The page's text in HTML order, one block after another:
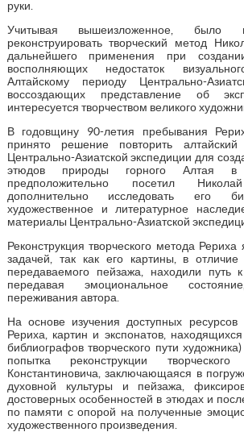
руки.
Учитывая вышеизложенное, было
реконструировать творческий метод
дальнейшего применения при
восполняющих недостаток
Алтайскому периоду Центрально-
воссоздающих представление об
интересуется творчеством великого
В годовщину 90-летия пребывания
принято решение повторить
Центрально-Азиатской экспедиции для
этюдов природы горного Алтая в
предположительно посетил
дополнительно исследовать его
художественное и литературное
материалы Центрально-Азиатской
Реконструкция творческого метода Рериха
задачей, так как его картины, в
передаваемого пейзажа, находили путь
передавая эмоциональное
переживания автора.
На основе изучения доступных ресурсов
Рериха, картин и экспонатов,
библиографов творческого пути
попытка реконструкции
Константиновича, заключающаяся в
духовной культуры и пейзажа,
достоверных особенностей в этюдах и
по памяти с опорой на полученные
художественного произведения.